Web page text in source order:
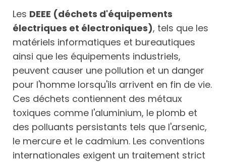
Les DEEE (déchets d'équipements
électriques et électroniques), tels que les
matériels informatiques et bureautiques
ainsi que les équipements industriels,
peuvent causer une pollution et un danger
pour l'homme lorsqu'ils arrivent en fin de vie.
Ces déchets contiennent des métaux
toxiques comme l'aluminium, le plomb et
des polluants persistants tels que l'arsenic,
le mercure et le cadmium. Les conventions
internationales exigent un traitement strict